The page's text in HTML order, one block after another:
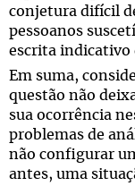
conjetura difícil
pessoanos
escrita indicativo
Em suma,
questão não
sua ocorrência
problemas de
não configurar
antes, uma